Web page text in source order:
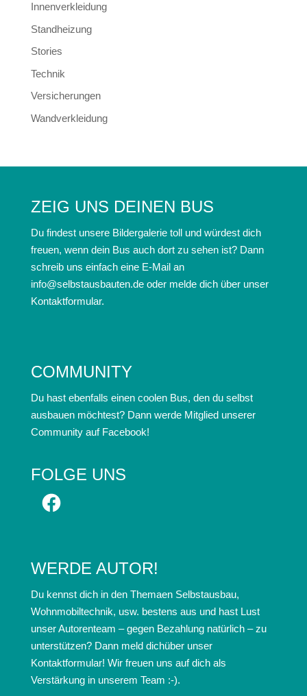
Innenverkleidung
Standheizung
Stories
Technik
Versicherungen
Wandverkleidung
ZEIG UNS DEINEN BUS
Du findest unsere Bildergalerie toll und würdest dich
freuen, wenn dein Bus auch dort zu sehen ist? Dann
schreib uns einfach eine E-Mail an
info@selbstausbauten.de oder melde dich über unser
Kontaktformular.
COMMUNITY
Du hast ebenfalls einen coolen Bus, den du selbst
ausbauen möchtest? Dann werde Mitglied unserer
Community auf Facebook!
FOLGE UNS
Facebook
WERDE AUTOR!
Du kennst dich in den Themaen Selbstausbau,
Wohnmobiltechnik, usw. bestens aus und hast Lust
unser Autorenteam – gegen Bezahlung natürlich – zu
unterstützen? Dann meld dichüber unser
Kontaktformular! Wir freuen uns auf dich als
Verstärkung in unserem Team :-).